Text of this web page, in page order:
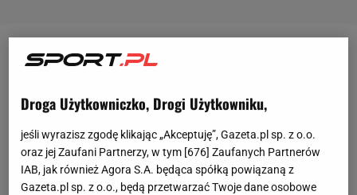
Choć do startu siatkarskiego sezonu
już poznajemy kolejne szczegóły dotyczące
wydarzenia zaplanowanego w terminie 29-31
sierpnia 2025. Tegoroczna edycja będzie 22.
wydarzeniem upamiętniającym legendarnego
Droga Użytkowniczko, Drogi Użytkowniku,
jeśli wyrazisz zgodę klikając „Akceptuję”, Gazeta.pl sp. z o.o.
oraz jej Zaufani Partnerzy, w tym [676] Zaufanych Partnerów
IAB, jak również Agora S.A. będąca spółką powiązaną z
Gazeta.pl sp. z o.o., będą przetwarzać Twoje dane osobowe